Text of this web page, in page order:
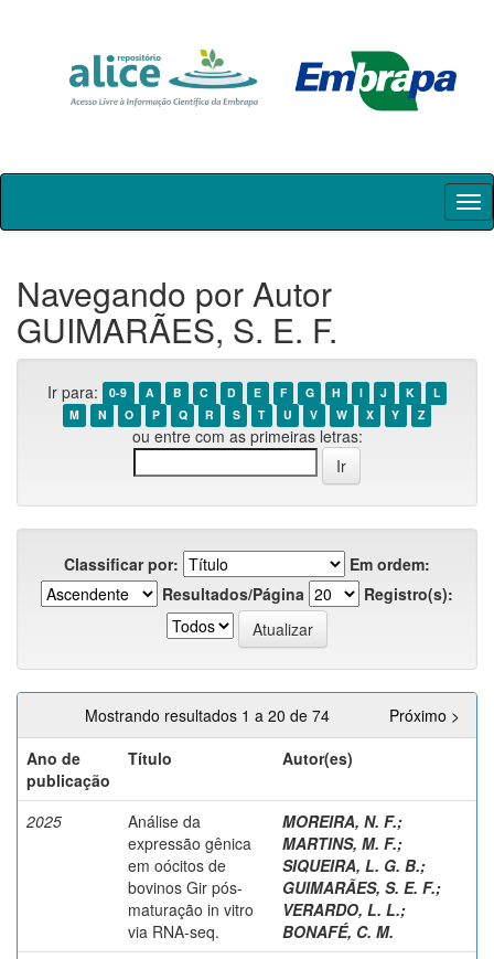
Skip
Navegando por Autor
GUIMARÃES, S. E. F.
Ir para: 0-9 A B C D E F G H I J K
L
M
N O P Q R S T U V W X Y Z
ou entre com as primeiras letras:
Classificar por:
Em ordem:
Resultados/Página
Registro(s):
Mostrando resultados 1 a 20 de 74
Próximo >
Ano de
publicação
Título Autor(es)
2025
Análise da
expressão gênica
em oócitos de
bovinos Gir pós-
maturação in vitro
via RNA-seq.
MOREIRA, N. F.;
MARTINS, M. F.;
SIQUEIRA, L. G. B.;
GUIMARÃES, S. E. F.;
VERARDO, L. L.;
BONAFÉ, C. M.